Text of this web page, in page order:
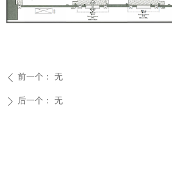
ꄴ 前一个： 无
ꄲ 后一个： 无